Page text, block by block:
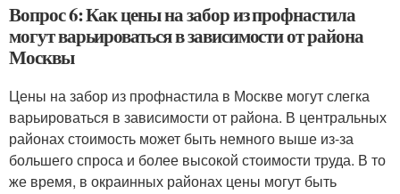
Вопрос 6: Как цены на забор из профнастила
могут варьироваться в зависимости от района
Москвы
Цены на забор из профнастила в Москве могут слегка
варьироваться в зависимости от района. В центральных
районах стоимость может быть немного выше из-за
большего спроса и более высокой стоимости труда. В то
же время, в окраинных районах цены могут быть